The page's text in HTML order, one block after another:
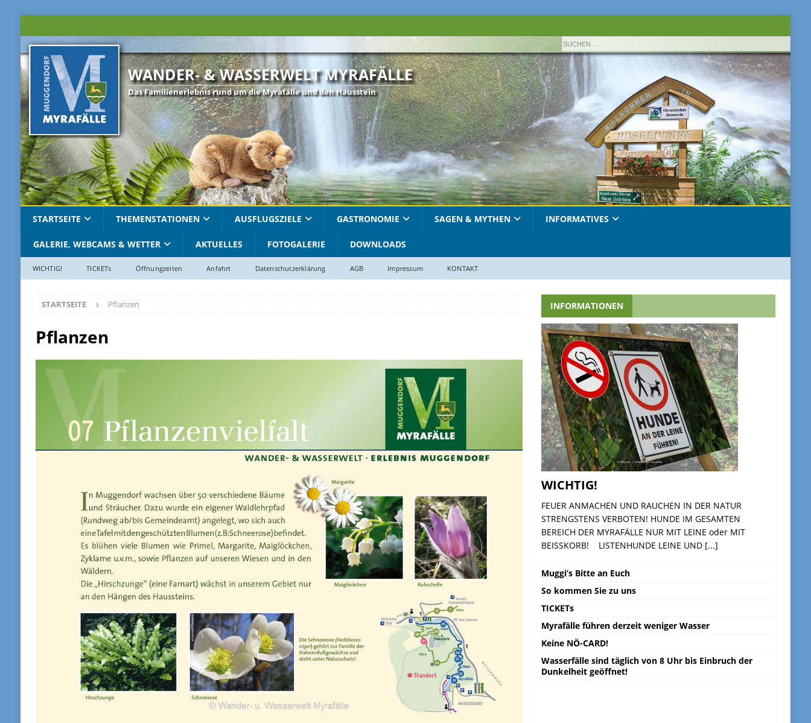
WANDER- & WASSERWELT MYRAFÄLLE
Das Familienerlebnis rund um die Myrafälle und den Hausstein
STARTSEITE THEMENSTATIONEN AUSFLUGSZIELE GASTRONOMIE SAGEN & MYTHEN INFORMATIVES
GALERIE, WEBCAMS & WETTER AKTUELLES FOTOGALERIE DOWNLOADS
WICHTIG! TICKETs Öffnungzeiten Anfahrt Datenschutzerklärung AGB Impressum KONTAKT
STARTSEITE Pflanzen
Pflanzen
INFORMATIONEN
WICHTIG!
FEUER ANMACHEN UND RAUCHEN IN DER NATUR
STRENGSTENS VERBOTEN! HUNDE IM GESAMTEN
BEREICH DER MYRAFÄLLE NUR MIT LEINE oder MIT
BEISSKORB! LISTENHUNDE LEINE UND [...]
Muggi’s Bitte an Euch
So kommen Sie zu uns
TICKETs
Myrafälle führen derzeit weniger Wasser
Keine NÖ-CARD!
Wasserfälle sind täglich von 8 Uhr bis Einbruch der
Dunkelheit geöffnet!